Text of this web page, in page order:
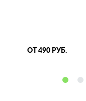
ОТ 490 РУБ.